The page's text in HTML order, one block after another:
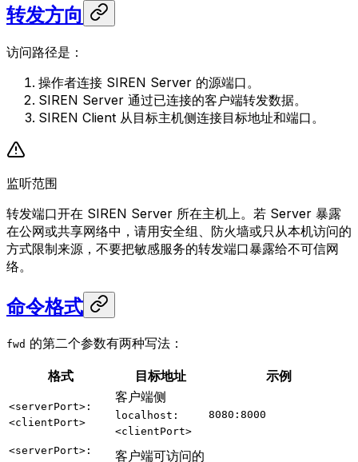
转发方向
访问路径是：
操作者连接 SIREN Server 的源端口。
SIREN Server 通过已连接的客户端转发数据。
SIREN Client 从目标主机侧连接目标地址和端口。
监听范围
转发端口开在 SIREN Server 所在主机上。若 Server 暴露
在公网或共享网络中，请用安全组、防火墙或只从本机访问的
方式限制来源，不要把敏感服务的转发端口暴露给不可信网
络。
命令格式
fwd 的第二个参数有两种写法：
格式 目标地址 示例
<serverPort>:
<clientPort>
客户端侧
localhost:
<clientPort>
8080:8000
<serverPort>:
客户端可访问的